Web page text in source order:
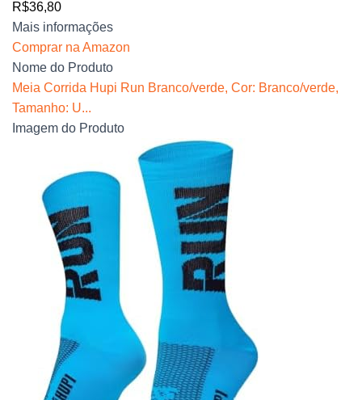
R$36,80
Mais informações
Comprar na Amazon
Nome do Produto
Meia Corrida Hupi Run Branco/verde, Cor: Branco/verde,
Tamanho: U...
Imagem do Produto